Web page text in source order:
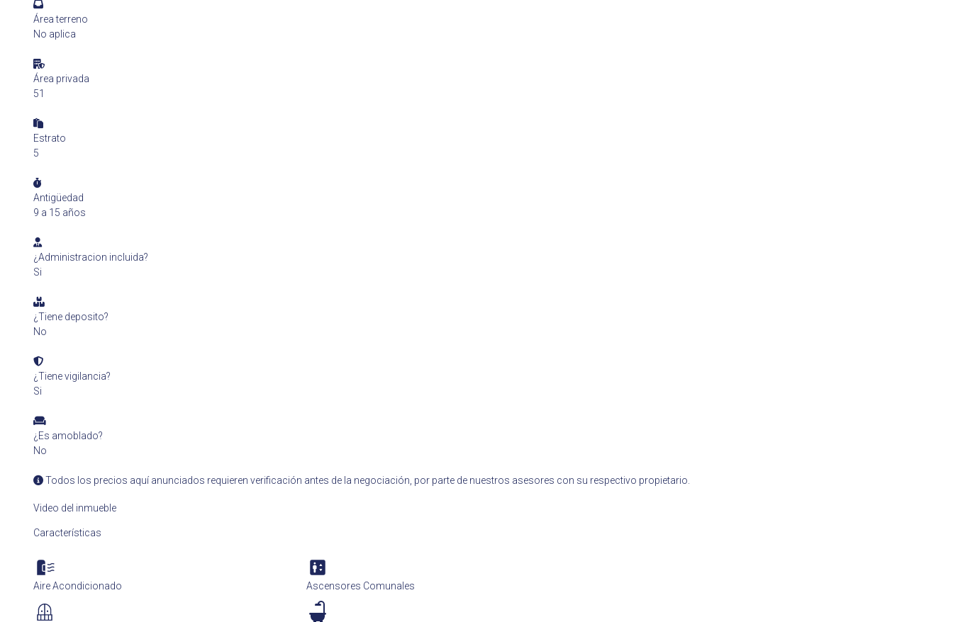
Área terreno
No aplica
Área privada
51
Estrato
5
Antigüedad
9 a 15 años
¿Administracion incluida?
Si
¿Tiene deposito?
No
¿Tiene vigilancia?
Si
¿Es amoblado?
No
Todos los precios aquí anunciados requieren verificación antes de la negociación, por parte de nuestros asesores con su respectivo propietario.
Video del inmueble
Características
Aire Acondicionado Ascensores Comunales